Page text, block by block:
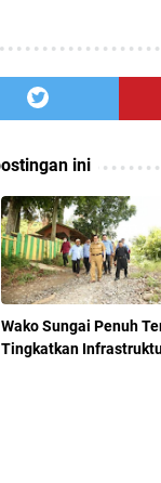
ini
Wako Sungai Penuh
Tingkatkan